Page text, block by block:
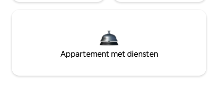
Appartement met diensten